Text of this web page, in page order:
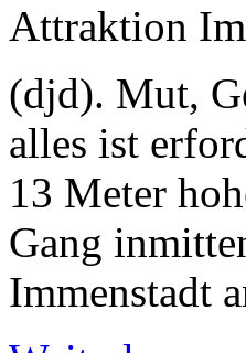
Attraktion
(djd). Mut,
alles ist
13 Meter
Gang
Immenstadt